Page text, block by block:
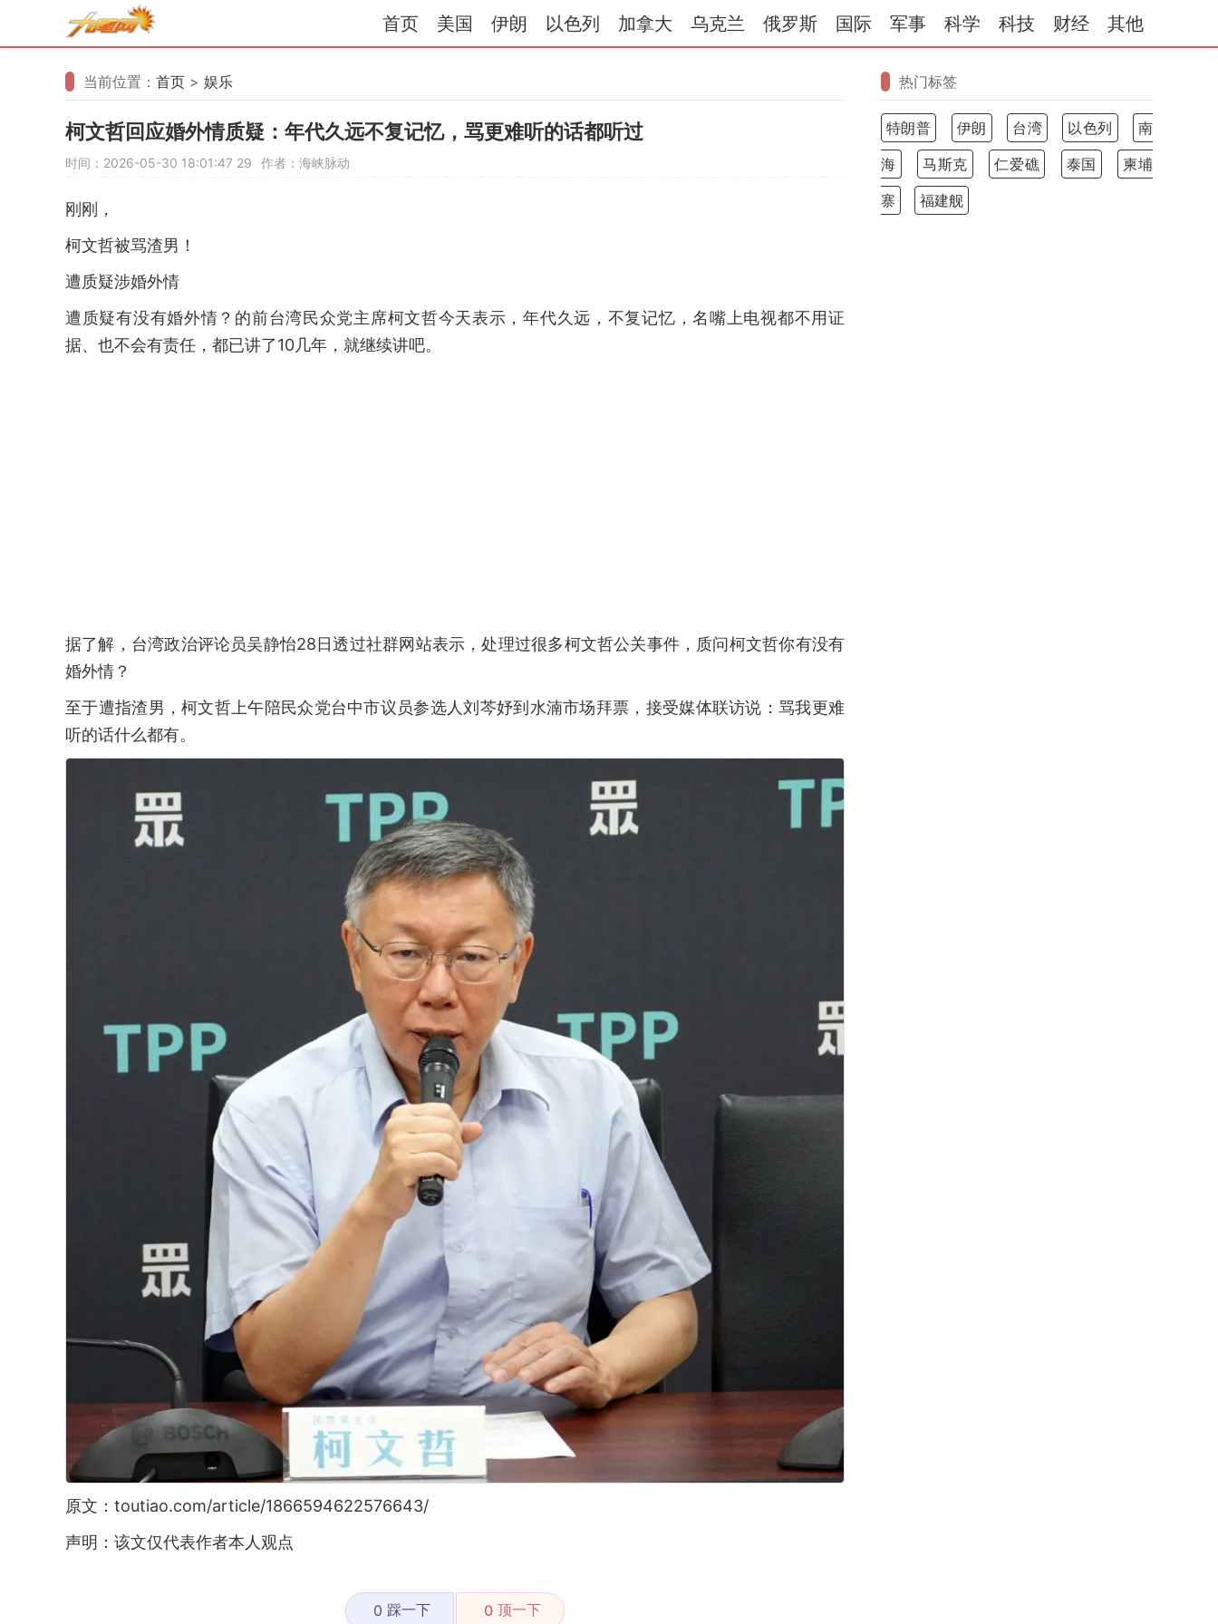
首页 美国 伊朗 以色列 加拿大 乌克兰 俄罗斯 国际 军事 科学 科技 财经 其他
当前位置： 首页 > 娱乐
柯文哲回应婚外情质疑：年代久远不复记忆，骂更难听的话都听过
时间：2026-05-30 18:01:47 29 作者：海峡脉动
刚刚，
柯文哲被骂渣男！
遭质疑涉婚外情
遭质疑有没有婚外情？的前台湾民众党主席柯文哲今天表示，年代久远，不复记忆，名嘴上电视都不用证
据、也不会有责任，都已讲了10几年，就继续讲吧。
据了解，台湾政治评论员吴静怡28日透过社群网站表示，处理过很多柯文哲公关事件，质问柯文哲你有没有
婚外情？
至于遭指渣男，柯文哲上午陪民众党台中市议员参选人刘芩妤到水湳市场拜票，接受媒体联访说：骂我更难
听的话什么都有。
原文：toutiao.com/article/1866594622576643/
声明：该文仅代表作者本人观点
0 踩一下 0 顶一下
热门标签
特朗普 伊朗 台湾 以色列
南
海
马斯克 仁爱礁 泰国
柬埔
寨
福建舰